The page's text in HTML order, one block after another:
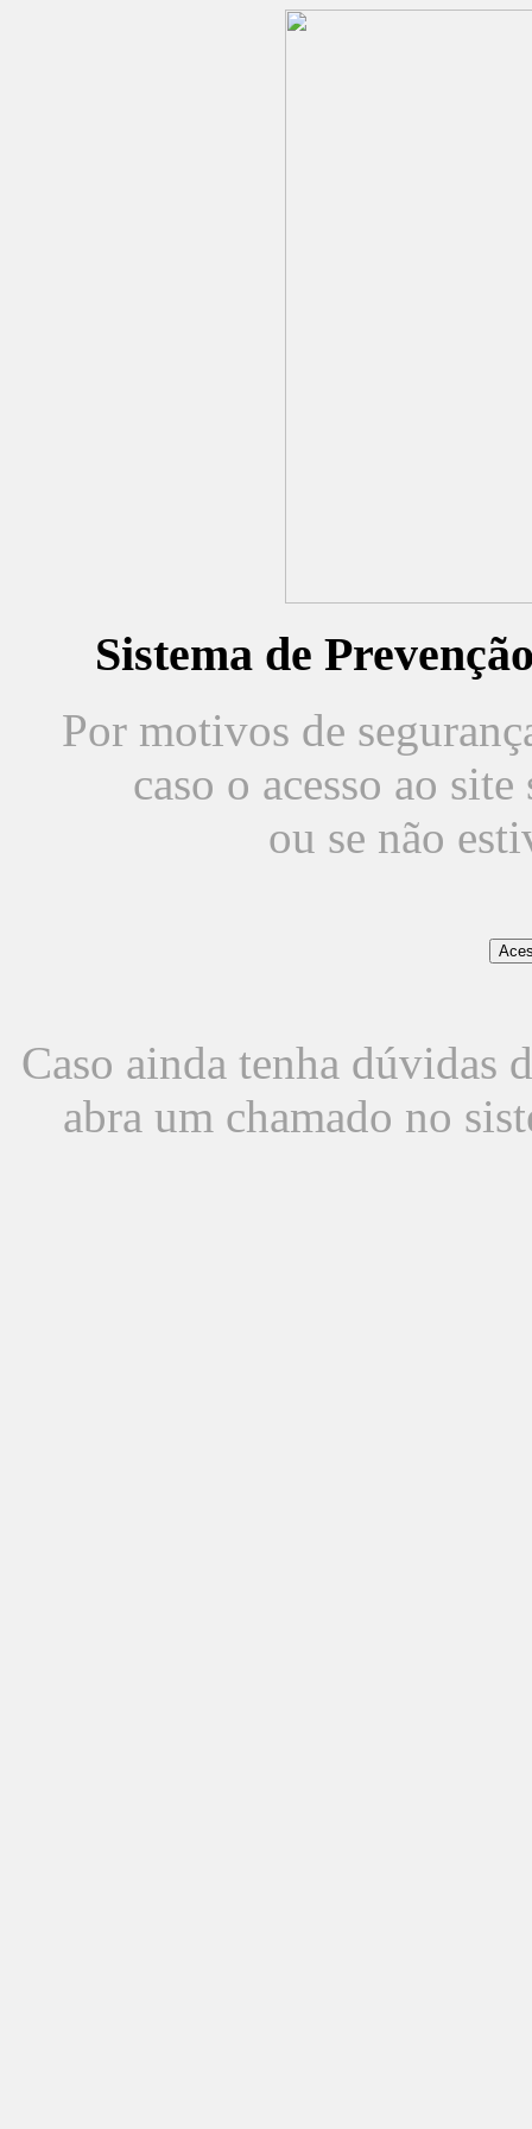
Sistema de
Por motivos de
caso o acesso ao
ou se não
Caso ainda tenha dúvidas
abra um chamado no